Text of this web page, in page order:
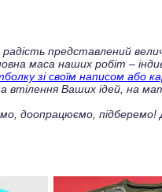
представлений
маса наших робіт –
зі своїм написом або
втілення Ваших ідей, на
доопрацюємо, підберемо!